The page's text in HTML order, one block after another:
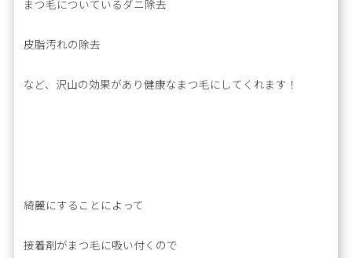
まつ毛についているダニ除去
皮脂汚れの除去
など、沢山の効果があり健康なまつ毛にしてくれます！
綺麗にすることによって
接着剤がまつ毛に吸い付くので